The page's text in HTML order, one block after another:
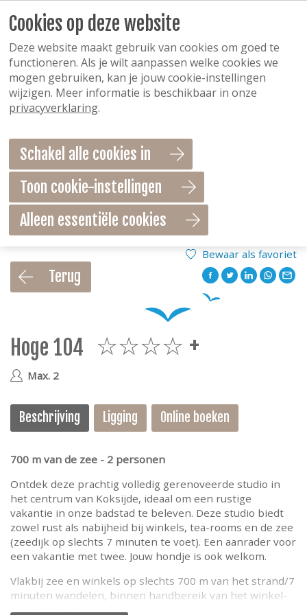
Bewaar als favoriet
Terug
Hoge 104
Max. 2
Beschrijving Ligging Online boeken
700 m van de zee - 2 personen
Ontdek deze prachtig volledig gerenoveerde studio in
het centrum van Koksijde, ideaal om een rustige
vakantie in onze badstad te beleven. Deze studio biedt
zowel rust als nabijheid bij winkels, tea-rooms en de zee
(zeedijk op slechts 7 minuten te voet). Een aanrader voor
een vakantie met twee. Jouw hondje is ook welkom.
Vlakbij zee en winkels op slechts 700 m van het strand/7
minuten wandelen, binnen handbereik van het winkel-
en horeca-aanbod, maar toch rustig gelegen: deze studio
Cookies op deze website
Deze website maakt gebruik van cookies om goed te
functioneren. Als je wilt aanpassen welke cookies we
mogen gebruiken, kan je jouw cookie-instellingen
wijzigen. Meer informatie is beschikbaar in onze
privacyverklaring.
Schakel alle cookies in
Toon cookie-instellingen
Alleen essentiële cookies